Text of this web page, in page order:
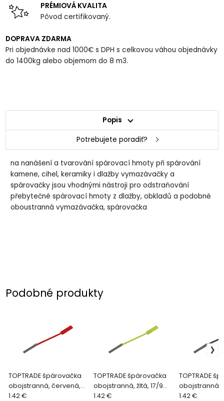
PRÉMIOVÁ KVALITA
Pôvod certifikovaný.
DOPRAVA ZDARMA
Pri objednávke nad 1000€ s DPH s celkovou váhou objednávky
do 1400kg alebo objemom do 8 m3.
Popis
Potrebujete poradiť?
na nanášení a tvarování spárovací hmoty při spárování
kamene, cihel, keramiky i dlažby vymazávačky a
spárovačky jsou vhodnými nástroji pro odstraňování
přebytečné spárovací hmoty z dlažby, obkladů a podobně
oboustranná vymazávačka, spárovačka
Podobné produkty
TOPTRADE špárovačka
obojstranná, červená,
20/14 mm
1.42 €
TOPTRADE špárovačka
obojstranná, žltá, 17/9
mm
1.42 €
TOPTRADE
obojstranná,
13/9 mm
1.42 €